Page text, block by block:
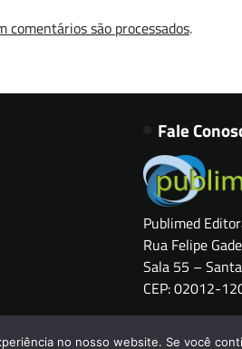
comentários são processados.
Fale
Publimed
Rua Felipe
Sala 55 –
CEP: 02012-
no nosso website. Se você